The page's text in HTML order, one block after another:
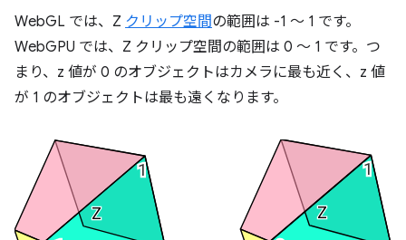
WebGL では、Z クリップ空間の範囲は -1 ～ 1 です。
WebGPU では、Z クリップ空間の範囲は 0 ～ 1 です。つ
まり、z 値が 0 のオブジェクトはカメラに最も近く、z 値
が 1 のオブジェクトは最も遠くなります。